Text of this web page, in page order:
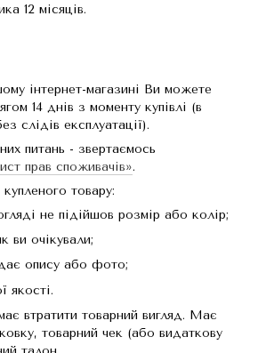
12 місяців.
інтернет-магазині Ви можете
14 днів з моменту купівлі (в
слідів експлуатації).
питань - звертаємось
прав споживачів».
товару:
не підійшов розмір або колір;
ви очікували;
опису або фото;
якості.
втратити товарний вигляд. Має
товарний чек (або видаткову